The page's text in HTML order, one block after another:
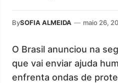
BySOFIA ALMEIDA — maio 26,
O Brasil anunciou na
que vai enviar ajuda
enfrenta ondas de